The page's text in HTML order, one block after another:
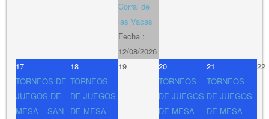
Corral de
las Vacas
Fecha :
12/08/2026
17
TORNEOS DE
JUEGOS DE
MESA – SAN
18
TORNEOS
DE JUEGOS
DE MESA –
19
20
TORNEOS
DE JUEGOS
DE MESA –
21
TORNEOS
DE JUEGOS
DE MESA –
22